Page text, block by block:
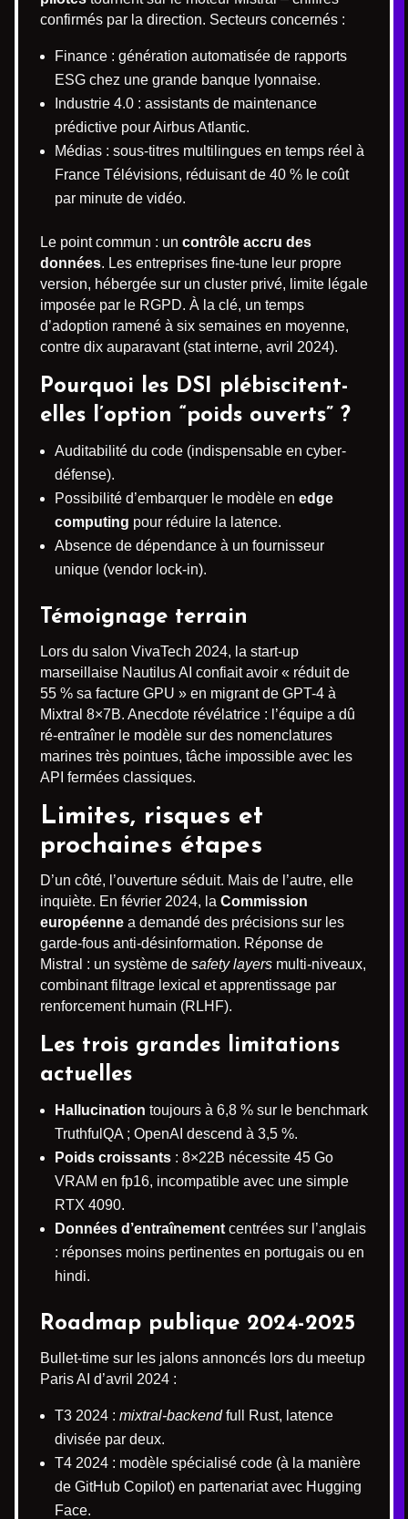
confirmés par la direction. Secteurs concernés :
Finance : génération automatisée de rapports
ESG chez une grande banque lyonnaise.
Industrie 4.0 : assistants de maintenance
prédictive pour Airbus Atlantic.
Médias : sous-titres multilingues en temps réel à
France Télévisions, réduisant de 40 % le coût
par minute de vidéo.
Le point commun : un contrôle accru des
données. Les entreprises fine-tune leur propre
version, hébergée sur un cluster privé, limite légale
imposée par le RGPD. À la clé, un temps
d’adoption ramené à six semaines en moyenne,
contre dix auparavant (stat interne, avril 2024).
Pourquoi les DSI plébiscitent-
elles l’option “poids ouverts” ?
Auditabilité du code (indispensable en cyber-
défense).
Possibilité d’embarquer le modèle en edge
computing pour réduire la latence.
Absence de dépendance à un fournisseur
unique (vendor lock-in).
Témoignage terrain
Lors du salon VivaTech 2024, la start-up
marseillaise Nautilus AI confiait avoir « réduit de
55 % sa facture GPU » en migrant de GPT-4 à
Mixtral 8×7B. Anecdote révélatrice : l’équipe a dû
ré-entraîner le modèle sur des nomenclatures
marines très pointues, tâche impossible avec les
API fermées classiques.
Limites, risques et
prochaines étapes
D’un côté, l’ouverture séduit. Mais de l’autre, elle
inquiète. En février 2024, la Commission
européenne a demandé des précisions sur les
garde-fous anti-désinformation. Réponse de
Mistral : un système de safety layers multi-niveaux,
combinant filtrage lexical et apprentissage par
renforcement humain (RLHF).
Les trois grandes limitations
actuelles
Hallucination toujours à 6,8 % sur le benchmark
TruthfulQA ; OpenAI descend à 3,5 %.
Poids croissants : 8×22B nécessite 45 Go
VRAM en fp16, incompatible avec une simple
RTX 4090.
Données d’entraînement centrées sur l’anglais
: réponses moins pertinentes en portugais ou en
hindi.
Roadmap publique 2024-2025
Bullet-time sur les jalons annoncés lors du meetup
Paris AI d’avril 2024 :
T3 2024 : mixtral-backendfull Rust, latence
divisée par deux.
T4 2024 : modèle spécialisé code (à la manière
de GitHub Copilot) en partenariat avec Hugging
Face.